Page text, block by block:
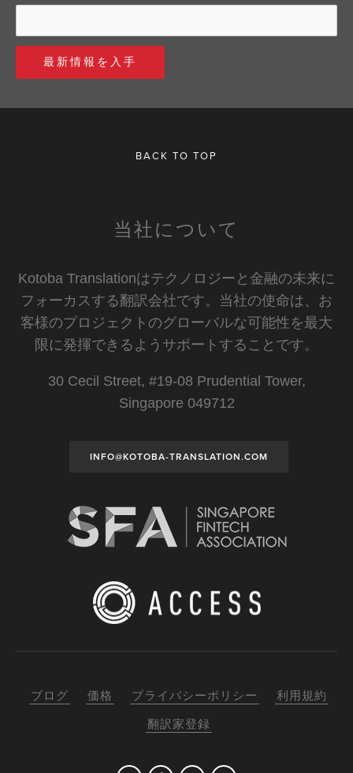
BACK TO TOP
当社について
Kotoba Translationはテクノロジーと金融の未来に
フォーカスする翻訳会社です。当社の使命は、お
客様のプロジェクトのグローバルな可能性を最大
限に発揮できるようサポートすることです。
30 Cecil Street, #19-08 Prudential Tower,
Singapore 049712
INFO@KOTOBA-TRANSLATION.COM
ブログ 価格 プライバシーポリシー
利用規約
翻訳家登録